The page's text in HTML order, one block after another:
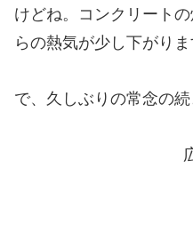
けどね。コンクリート
らの熱気が少し下がり
で、久しぶりの常念の続